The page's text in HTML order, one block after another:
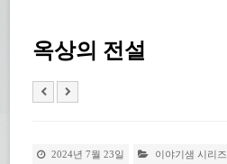
옥상의 전설
2024년 7월 23일 이야기샘 시리즈